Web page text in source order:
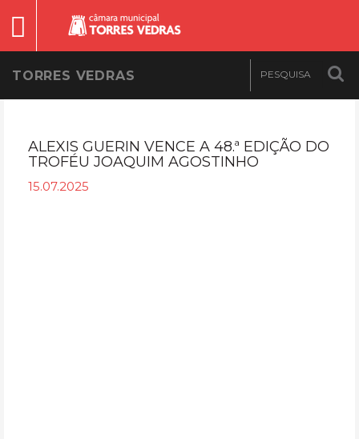
TORRES VEDRAS
ALEXIS GUERIN VENCE A 48.ª EDIÇÃO DO
TROFÉU JOAQUIM AGOSTINHO
15.07.2025